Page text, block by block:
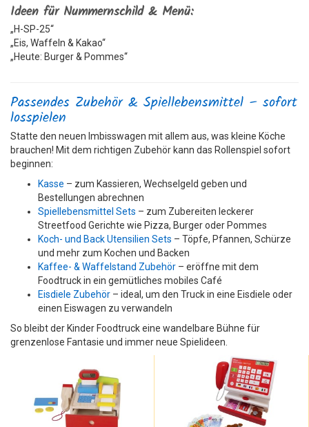
Ideen für Nummernschild & Menü:
„H-SP-25“
„Eis, Waffeln & Kakao“
„Heute: Burger & Pommes“
Passendes Zubehör & Spiellebensmittel – sofort
losspielen
Statte den neuen Imbisswagen mit allem aus, was kleine Köche
brauchen! Mit dem richtigen Zubehör kann das Rollenspiel sofort
beginnen:
Kasse – zum Kassieren, Wechselgeld geben und
Bestellungen abrechnen
Spiellebensmittel Sets – zum Zubereiten leckerer
Streetfood Gerichte wie Pizza, Burger oder Pommes
Koch- und Back Utensilien Sets – Töpfe, Pfannen, Schürze
und mehr zum Kochen und Backen
Kaffee- & Waffelstand Zubehör – eröffne mit dem
Foodtruck in ein gemütliches mobiles Café
Eisdiele Zubehör – ideal, um den Truck in eine Eisdiele oder
einen Eiswagen zu verwandeln
So bleibt der Kinder Foodtruck eine wandelbare Bühne für
grenzenlose Fantasie und immer neue Spielideen.